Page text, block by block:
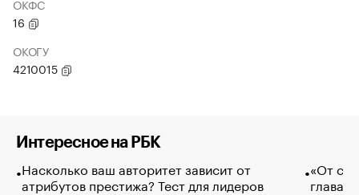
ОКФС
16
ОКОГУ
4210015
Интересное на РБК
Насколько ваш авторитет зависит от
атрибутов престижа? Тест для лидеров
«От
глава